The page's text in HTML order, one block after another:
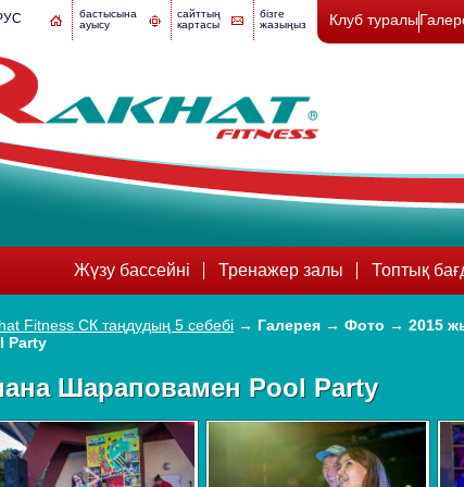
бастысына
ауысу
сайттың
картасы
бізге
жазыңыз
Клуб туралы
Жүзу бассейні Тренажер залы Топтық
Fitness СК таңдудың 5 себебі → Галерея → Фото → 2015
Party
Шараповамен Pool Party